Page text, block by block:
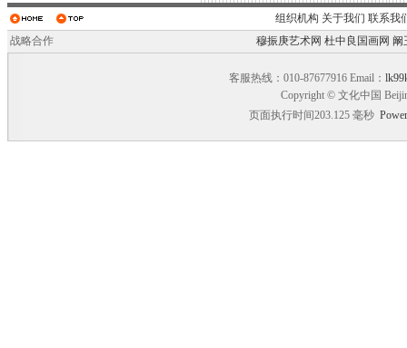
组织机构 关于我们 联系我
战略合作
穆振庚艺术网 杜中良国画网 阚
客服热线：010-87677916 Email：
Copyright © 文化中国
页面执行时间203.125 毫秒